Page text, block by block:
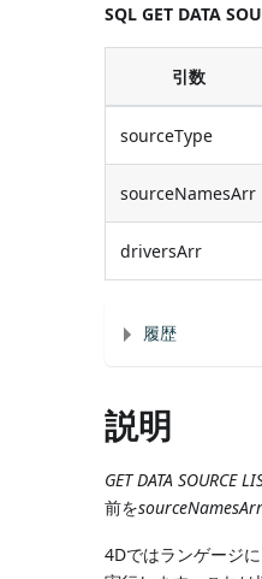
SQL GET DATA
引数
sourceType
sourceNamesArr
driversArr
履歴
説明
GET DATA SOURCE
前をsourceNamesArr
4Dではランゲージ